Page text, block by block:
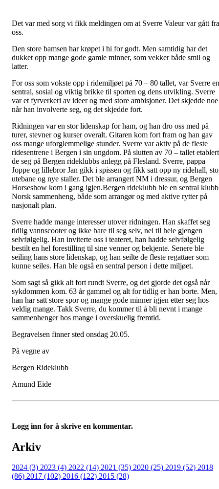
Det var med sorg vi fikk meldingen om at Sverre Valeur var gått fra
oss.
Den store bamsen har krøpet i hi for godt. Men samtidig har det
dukket opp mange gode gamle minner, som vekker både smil og
latter.
For oss som vokste opp i ridemiljøet på 70 – 80 tallet, var Sverre en
sentral, sosial og viktig brikke til sporten og dens utvikling. Sverre
var et fyrverkeri av ideer og med store ambisjoner. Det skjedde noe
når han involverte seg, og det skjedde fort.
Ridningen var en stor lidenskap for ham, og han dro oss med på
turer, stevner og kurser overalt. Gitaren kom fort fram og han gav
oss mange uforglemmelige stunder. Sverre var aktiv på de fleste
ridesentrene i Bergen i sin ungdom. På slutten av 70 – tallet
de seg på Bergen rideklubbs anlegg på Flesland. Sverre, pappa
Joppe og lillebror Jan gikk i spissen og fikk satt opp ny ridehall,
utebane og nye staller. Det ble arrangert NM i dressur, og Bergen
Horseshow kom i gang igjen.Bergen rideklubb ble en sentral
Norsk sammenheng, både som arrangør og med aktive rytter på
nasjonalt plan.
Sverre hadde mange interesser utover ridningen. Han skaffet seg
tidlig vannscooter og ikke bare til seg selv, nei til hele gjengen
selvfølgelig. Han inviterte oss i teateret, han hadde selvfølgelig
bestilt en hel forestilling til sine venner og bekjente. Senere ble
seiling hans store lidenskap, og han seilte de fleste regattaer som
kunne seiles. Han ble også en sentral person i dette miljøet.
Som sagt så gikk alt fort rundt Sverre, og det gjorde det også når
sykdommen kom. 63 år gammel og alt for tidlig er han borte. Men,
han har satt store spor og mange gode minner igjen etter seg hos
veldig mange. Takk Sverre, du kommer til å bli nevnt i mange
sammenhenger hos mange i overskuelig fremtid.
Begravelsen finner sted onsdag 20.05.
På vegne av
Bergen Rideklubb
Amund Eide
Logg inn for å skrive en kommentar.
Arkiv
2024 (3) 2023 (4) 2022 (14) 2021 (35) 2020 (25) 2019 (52) 2018
(86) 2017 (102) 2016 (122) 2015 (28)